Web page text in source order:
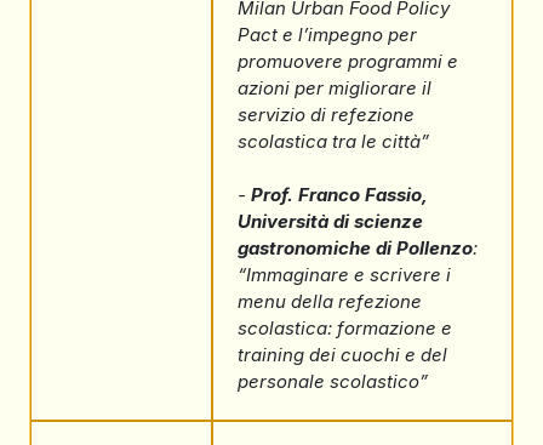
Milan Urban Food Policy
Pact e l’impegno per
promuovere programmi e
azioni per migliorare il
servizio di refezione
scolastica tra le città”
- Prof. Franco Fassio,
Università di scienze
gastronomiche di Pollenzo:
“Immaginare e scrivere i
menu della refezione
scolastica: formazione e
training dei cuochi e del
personale scolastico”